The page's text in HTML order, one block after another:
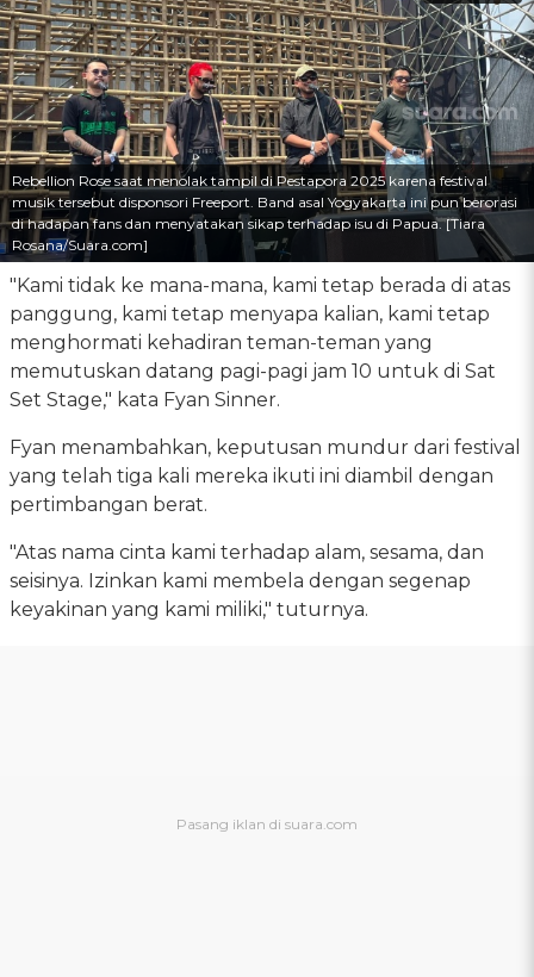
Rebellion Rose saat menolak tampil di Pestapora 2025 karena festival
musik tersebut disponsori Freeport. Band asal Yogyakarta ini pun berorasi
di hadapan fans dan menyatakan sikap terhadap isu di Papua. [Tiara
Rosana/Suara.com]
"Kami tidak ke mana-mana, kami tetap berada di atas
panggung, kami tetap menyapa kalian, kami tetap
menghormati kehadiran teman-teman yang
memutuskan datang pagi-pagi jam 10 untuk di Sat
Set Stage," kata Fyan Sinner.
Fyan menambahkan, keputusan mundur dari festival
yang telah tiga kali mereka ikuti ini diambil dengan
pertimbangan berat.
"Atas nama cinta kami terhadap alam, sesama, dan
seisinya. Izinkan kami membela dengan segenap
keyakinan yang kami miliki," tuturnya.